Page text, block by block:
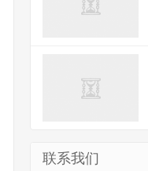
联系我们